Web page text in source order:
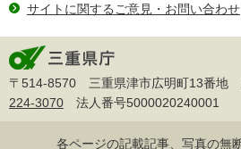
サイトに関するご意見・お問い合わせ
〒514-8570 三重県津市広明町13番地
224-3070 法人番号5000020240001
各ページの記載記事、写真の無